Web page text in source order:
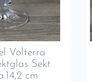
Volterra
Sekt
cm